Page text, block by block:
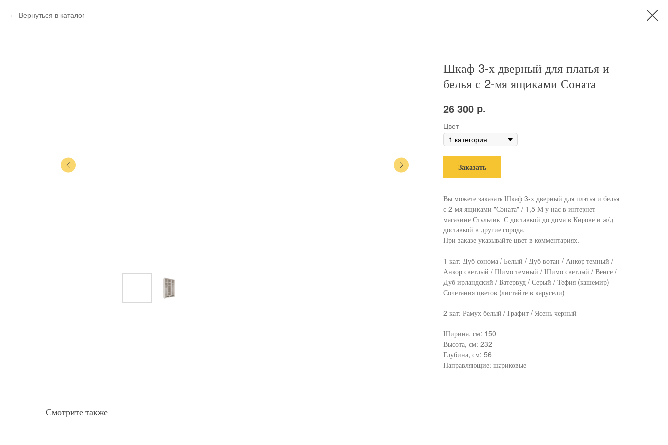
Вернуться в каталог
Шкаф 3-х дверный для платья и
белья с 2-мя ящиками Соната
26 300 р.
Цвет
Заказать
Вы можете заказать Шкаф 3-х дверный для платья и белья
с 2-мя ящиками "Соната" / 1,5 М у нас в интернет-
магазине Стульчик. С доставкой до дома в Кирове и ж/д
доставкой в другие города.
При заказе указывайте цвет в комментариях.
1 кат: Дуб сонома / Белый / Дуб вотан / Анкор темный /
Анкор светлый / Шимо темный / Шимо светлый / Венге /
Дуб ирландский / Ватервуд / Серый / Тефия (кашемир)
Сочетания цветов (листайте в карусели)
2 кат: Рамух белый / Графит / Ясень черный
Ширина, см: 150
Высота, см: 232
Глубина, см: 56
Направляющие: шариковые
Смотрите также